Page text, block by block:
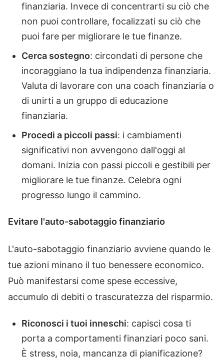
finanziaria. Invece di concentrarti su ciò che
non puoi controllare, focalizzati su ciò che
puoi fare per migliorare le tue finanze.
Cerca sostegno: circondati di persone che
incoraggiano la tua indipendenza finanziaria.
Valuta di lavorare con una coach finanziaria o
di unirti a un gruppo di educazione
finanziaria.
Procedi a piccoli passi: i cambiamenti
significativi non avvengono dall'oggi al
domani. Inizia con passi piccoli e gestibili per
migliorare le tue finanze. Celebra ogni
progresso lungo il cammino.
Evitare l'auto-sabotaggio finanziario
L'auto-sabotaggio finanziario avviene quando le
tue azioni minano il tuo benessere economico.
Può manifestarsi come spese eccessive,
accumulo di debiti o trascuratezza del risparmio.
Riconosci i tuoi inneschi: capisci cosa ti
porta a comportamenti finanziari poco sani.
È stress, noia, mancanza di pianificazione?